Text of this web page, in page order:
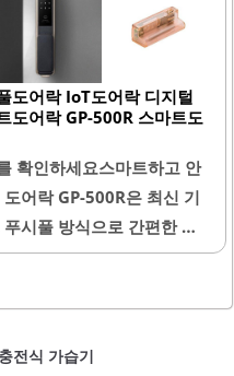
덕분에 사용자가 원하는
, 필요에 따라 쉽게 이동할
크, 가벼운 가방 등 일상에
데 유용합니다. 또한, 반영
안 사용할 수 있어 경제적
여 못을 박거나 추가적인
도어락 IoT도어락 디지털
도어락 GP-500R 스마트도
확인하세요스마트하고 안
어락 GP-500R은 최신 기
시풀 방식으로 간편한 잠
IoT 기능을 지원하여 스마
키와 함께 제공되어, 다양한
에서 친절한 기사님이 상
전식 가습기